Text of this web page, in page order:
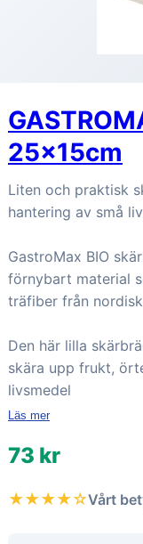
25x15cm
Liten och praktisk
hantering av små
GastroMax BIO
förnybart material
träfiber från
Den här lilla
skära upp frukt,
livsmedel
Läs mer
73 kr
★★★★☆Vårt